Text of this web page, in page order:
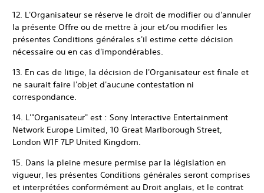
12. L'Organisateur se réserve le droit de modifier ou d'annuler
la présente Offre ou de mettre à jour et/ou modifier les
présentes Conditions générales s'il estime cette décision
nécessaire ou en cas d'impondérables.
13. En cas de litige, la décision de l'Organisateur est finale et
ne saurait faire l'objet d'aucune contestation ni
correspondance.
14. L'"Organisateur" est : Sony Interactive Entertainment
Network Europe Limited, 10 Great Marlborough Street,
London W1F 7LP United Kingdom.
15. Dans la pleine mesure permise par la législation en
vigueur, les présentes Conditions générales seront comprises
et interprétées conformément au Droit anglais, et le contrat